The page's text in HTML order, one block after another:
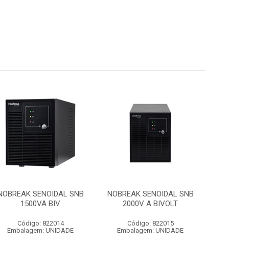
SENOIDAL SNB
1500VA BIV
Código: 822014
Embalagem: UNIDADE
NOBREAK SENOIDAL SNB
2000V A BIVOLT
Código: 822015
Embalagem: UNIDADE